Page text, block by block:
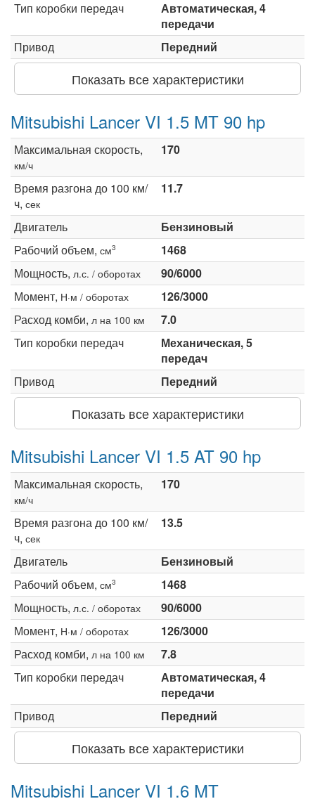
Тип коробки передач
Автоматическая, 4
передачи
Привод
Передний
Показать все характеристики
Mitsubishi Lancer VI 1.5 MT 90 hp
Максимальная скорость,
км/ч
170
Время разгона до 100 км/
ч, сек
11.7
Двигатель
Бензиновый
Рабочий объем, см3
1468
Мощность, л.с. / оборотах
90/6000
Момент, Н·м / оборотах
126/3000
Расход комби, л на 100 км
7.0
Тип коробки передач
Механическая, 5
передач
Привод
Передний
Показать все характеристики
Mitsubishi Lancer VI 1.5 AT 90 hp
Максимальная скорость,
км/ч
170
Время разгона до 100 км/
ч, сек
13.5
Двигатель
Бензиновый
Рабочий объем, см3
1468
Мощность, л.с. / оборотах
90/6000
Момент, Н·м / оборотах
126/3000
Расход комби, л на 100 км
7.8
Тип коробки передач
Автоматическая, 4
передачи
Привод
Передний
Показать все характеристики
Mitsubishi Lancer VI 1.6 MT